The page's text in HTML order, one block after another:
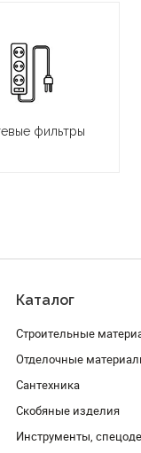
фильтры
Каталог
Строительные
Отделочные
Сантехника
Скобяные изделия
Инструменты,